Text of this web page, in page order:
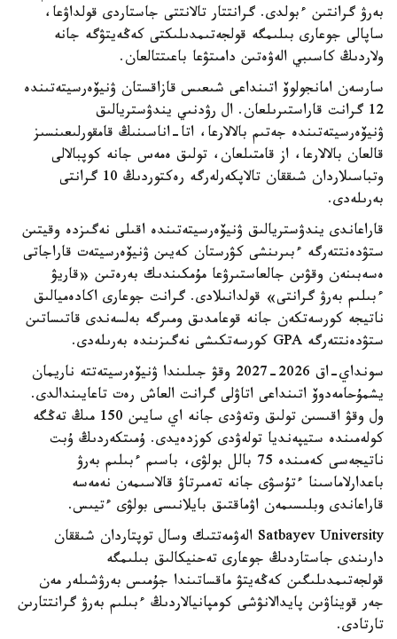
بەرۋ گرانتىن ءبولدى. گرانتتار تالانتتى جاستاردى قولداۋعا،
ساپالى جوعارى بىلىمگە قولجەتىمدىلىكتى كەڭەيتۋگە جانە
ولاردىڭ كاسىبي الەۋەتىن دامىتۋعا باعىتتالعان.
سارسەن امانجولوۆ اتىنداعى شىعىس قازاقستان ۋنيۆەرسيتەتىندە
12 گرانت قاراستىرىلعان. ال رۋدنىي يندۋستريالىق
ۋنيۆەرسيتەتىندە جەتىم بالالارعا، اتا-اناسىنىڭ قامقورلىعىنسىز
قالعان بالالارعا، از قامتىلعان، تولىق ەمەس جانە كوپبالالى
وتباسىلاردان شىققان تالاپكەرلەرگە رەكتوردىڭ 10 گرانتى
بەرىلەدى.
قاراعاندى يندۋستريالىق ۋنيۆەرسيتەتىندە اقىلى نەگىزدە وقيتىن
ستۋدەنتتەرگە ءبىرىنشى كۋرستان كەيىن ۋنيۆەرسيتەت قاراجاتى
ەسەبىنەن وقۋىن جالعاستىرۋعا مۇمكىندىك بەرەتىن «قاريۋ
ءبىلىم بەرۋ گرانتى» قولدانىلادى. گرانت جوعارى اكادەميالىق
ناتيجە كورسەتكەن جانە قوعامدىق ومىرگە بەلسەندى قاتىساتىن
ستۋدەنتتەرگە GPA كورسەتكىشى نەگىزىندە بەرىلەدى.
سونداي-اق 2026-2027 وقۋ جىلىندا ۋنيۆەرسيتەتتە ناريمان
يشمۇحامەدوۆ اتىنداعى اتاۋلى گرانت العاش رەت تاعايىندالدى.
ول وقۋ اقىسىن تولىق وتەۋدى جانە اي سايىن 150 مىڭ تەڭگە
كولەمىندە ستيپەنديا تولەۋدى كوزدەيدى. ۇمىتكەردىڭ ۇبت
ناتيجەسى كەمىندە 75 بالل بولۋى، باسىم ءبىلىم بەرۋ
باعدارلاماسىنا ءتۇسۋى جانە تەمىرتاۋ قالاسىمەن نەمەسە
قاراعاندى وبلىسىمەن اۋماقتىق بايلانىسى بولۋى ءتيىس.
Satbayev University الەۋمەتتىك وسال توپتاردان شىققان
دارىندى جاستاردىڭ جوعارى تەحنيكالىق بىلىمگە
قولجەتىمدىلىگىن كەڭەيتۋ ماقساتىندا جۇمىس بەرۋشىلەر مەن
جەر قويناۋىن پايدالانۋشى كومپانيالاردىڭ ءبىلىم بەرۋ گرانتتارىن
تارتادى.